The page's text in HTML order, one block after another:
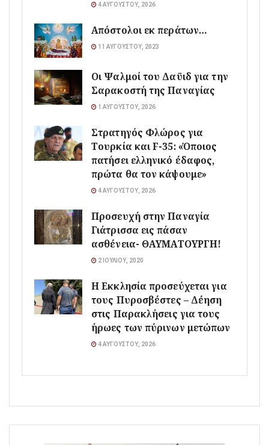
4 ΑΥΓΟΎΣΤΟΥ, 2026
Απόστολοι εκ περάτων…
11 ΑΥΓΟΎΣΤΟΥ, 2023
Οι Ψαλμοί του Δαϋιδ για την
Σαρακοστή της Παναγίας
1 ΑΥΓΟΎΣΤΟΥ, 2026
Στρατηγός Φλώρος για
Τουρκία και F-35: «Όποιος
πατήσει ελληνικό έδαφος,
πρώτα θα τον κάψουμε»
4 ΑΥΓΟΎΣΤΟΥ, 2026
Προσευχή στην Παναγία
Γιάτρισσα εις πάσαν
ασθένεια- ΘΑΥΜΑΤΟΥΡΓΗ!
2 ΙΟΥΛΊΟΥ, 2020
Η Εκκλησία προσεύχεται για
τους Πυροσβέστες – Δέηση
στις Παρακλήσεις για τους
ήρωες των πύρινων μετώπων
4 ΑΥΓΟΎΣΤΟΥ, 2026